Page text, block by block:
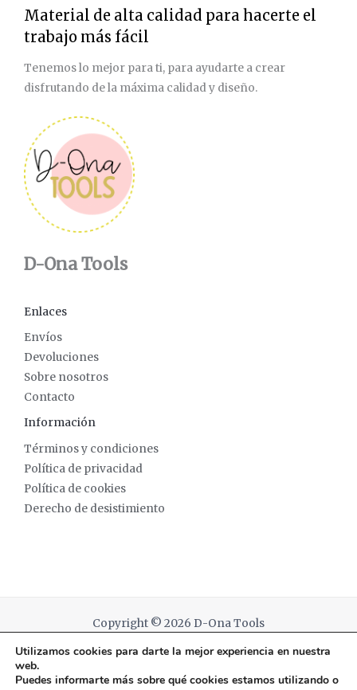
Material de alta calidad para hacerte el
trabajo más fácil
Tenemos lo mejor para ti, para ayudarte a crear
disfrutando de la máxima calidad y diseño.
D-Ona Tools
Enlaces
Envíos
Devoluciones
Sobre nosotros
Contacto
Información
Términos y condiciones
Política de privacidad
Política de cookies
Derecho de desistimiento
Copyright © 2026 D-Ona Tools
Powered by D-Ona Tools
Utilizamos cookies para darte la mejor experiencia en nuestra
web.
Puedes informarte más sobre qué cookies estamos utilizando o